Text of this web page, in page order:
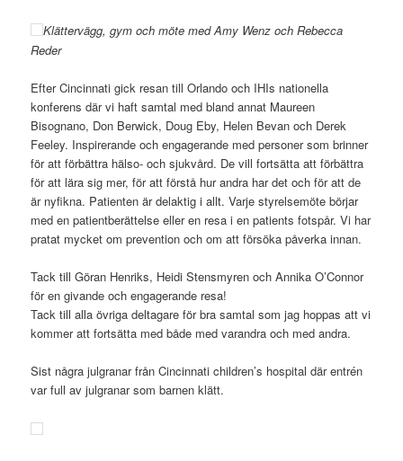
Klättervägg, gym och möte med Amy Wenz och Rebecca
Reder
Efter Cincinnati gick resan till Orlando och IHIs nationella
konferens där vi haft samtal med bland annat Maureen
Bisognano, Don Berwick, Doug Eby, Helen Bevan och Derek
Feeley. Inspirerande och engagerande med personer som brinner
för att förbättra hälso- och sjukvård. De vill fortsätta att förbättra
för att lära sig mer, för att förstå hur andra har det och för att de
är nyfikna. Patienten är delaktig i allt. Varje styrelsemöte börjar
med en patientberättelse eller en resa i en patients fotspår. Vi har
pratat mycket om prevention och om att försöka påverka innan.
Tack till Göran Henriks, Heidi Stensmyren och Annika O’Connor
för en givande och engagerande resa!
Tack till alla övriga deltagare för bra samtal som jag hoppas att vi
kommer att fortsätta med både med varandra och med andra.
Sist några julgranar från Cincinnati children’s hospital där entrén
var full av julgranar som barnen klätt.